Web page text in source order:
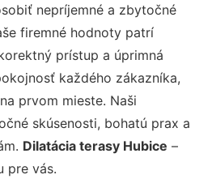
nepríjemné a zbytočné
firemné hodnoty patrí
prístup a úprimná
každého zákazníka,
prvom mieste. Naši
skúsenosti, bohatú prax a
Dilatácia terasy Hubice –
pre vás.